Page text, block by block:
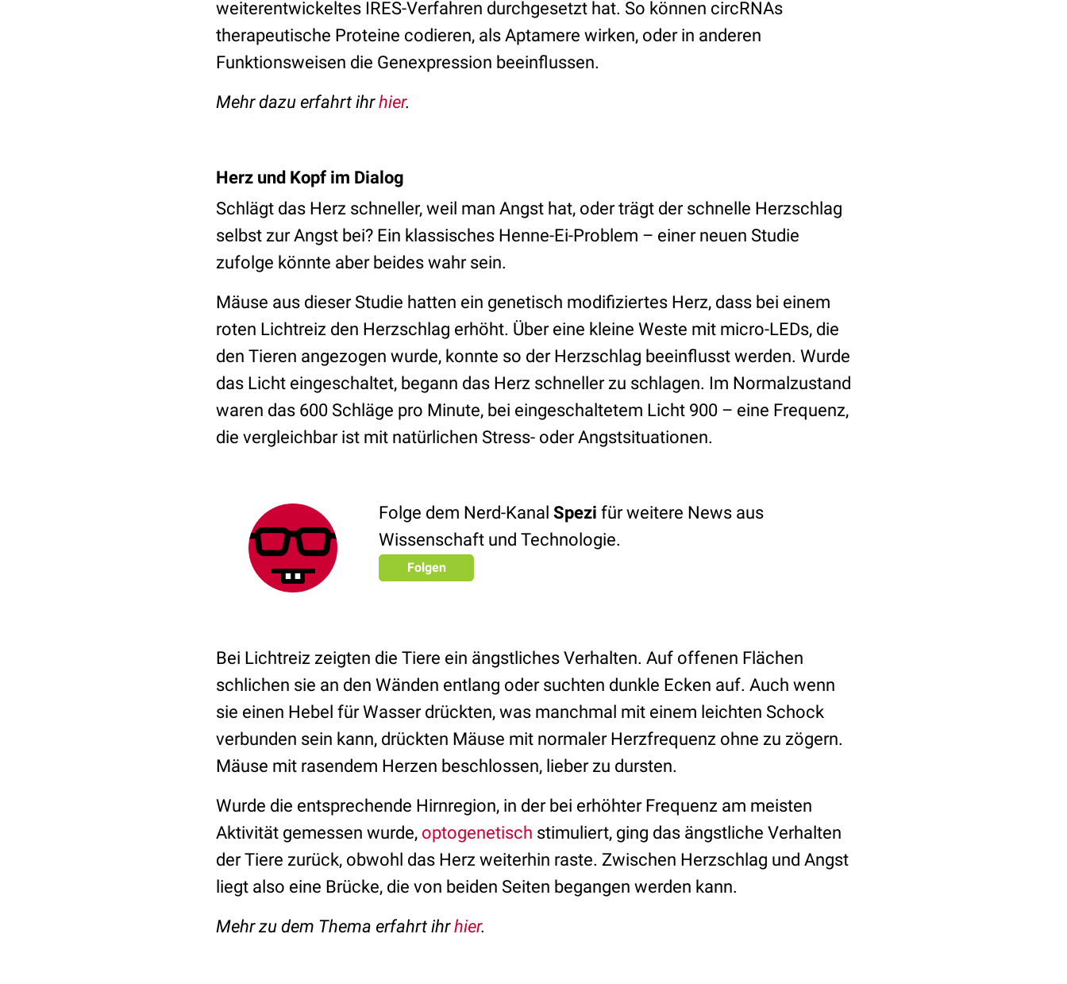
weiterentwickeltes IRES-Verfahren durchgesetzt hat. So können circRNAs
therapeutische Proteine codieren, als Aptamere wirken, oder in anderen
Funktionsweisen die Genexpression beeinflussen.
Mehr dazu erfahrt ihrhier.
Herz und Kopf im Dialog
Schlägt das Herz schneller, weil man Angst hat, oder trägt der schnelle Herzschlag
selbst zur Angst bei? Ein klassisches Henne-Ei-Problem – einer neuen Studie
zufolge könnte aber beides wahr sein.
Mäuse aus dieser Studie hatten ein genetisch modifiziertes Herz, dass bei einem
roten Lichtreiz den Herzschlag erhöht. Über eine kleine Weste mit micro-LEDs, die
den Tieren angezogen wurde, konnte so der Herzschlag beeinflusst werden. Wurde
das Licht eingeschaltet, begann das Herz schneller zu schlagen. Im Normalzustand
waren das 600 Schläge pro Minute, bei eingeschaltetem Licht 900 – eine Frequenz,
die vergleichbar ist mit natürlichen Stress- oder Angstsituationen.
Folge dem Nerd-Kanal Spezi für weitere News aus
Wissenschaft und Technologie.
Folgen
Bei Lichtreiz zeigten die Tiere ein ängstliches Verhalten. Auf offenen Flächen
schlichen sie an den Wänden entlang oder suchten dunkle Ecken auf. Auch wenn
sie einen Hebel für Wasser drückten, was manchmal mit einem leichten Schock
verbunden sein kann, drückten Mäuse mit normaler Herzfrequenz ohne zu zögern.
Mäuse mit rasendem Herzen beschlossen, lieber zu dursten.
Wurde die entsprechende Hirnregion, in der bei erhöhter Frequenz am meisten
Aktivität gemessen wurde, optogenetisch stimuliert, ging das ängstliche Verhalten
der Tiere zurück, obwohl das Herz weiterhin raste. Zwischen Herzschlag und Angst
liegt also eine Brücke, die von beiden Seiten begangen werden kann.
Mehr zu dem Thema erfahrt ihrhier.